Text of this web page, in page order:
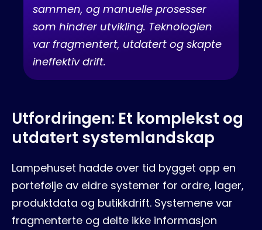
sammen, og manuelle prosesser
som hindrer utvikling. Teknologien
var fragmentert, utdatert og skapte
ineffektiv drift.
Utfordringen: Et komplekst og
utdatert systemlandskap
Lampehuset hadde over tid bygget opp en
portefølje av eldre systemer for ordre, lager,
produktdata og butikkdrift. Systemene var
fragmenterte og delte ikke informasjon